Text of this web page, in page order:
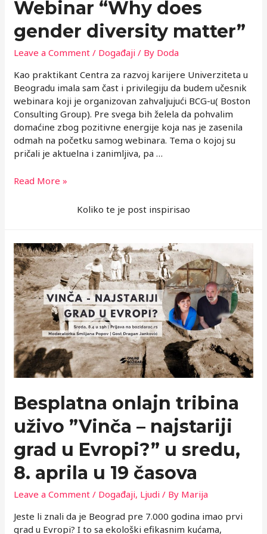
Webinar “Why does
gender diversity matter”
Leave a Comment / Događaji / By Doda
Kao praktikant Centra za razvoj karijere Univerziteta u
Beogradu imala sam čast i privilegiju da budem učesnik
webinara koji je organizovan zahvaljujući BCG-u( Boston
Consulting Group). Pre svega bih želela da pohvalim
domaćine zbog pozitivne energije koja nas je zasenila
odmah na početku samog webinara. Tema o kojoj su
pričali je aktuelna i zanimljiva, pa …
Webinar
matter”
Read More »
Koliko te je post inspirisao
Besplatna onlajn tribina
uživo ”Vinča – najstariji
grad u Evropi?” u sredu,
8. aprila u 19 časova
Leave a Comment / Događaji, Ljudi / By Marija
Jeste li znali da je Beograd pre 7.000 godina imao prvi
grad u Evropi? I to sa ekološki efikasnim kućama,